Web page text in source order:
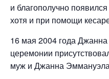
и благополучно
хотя и при помощи
16 мая 2004 года
церемонии
муж и Джанна